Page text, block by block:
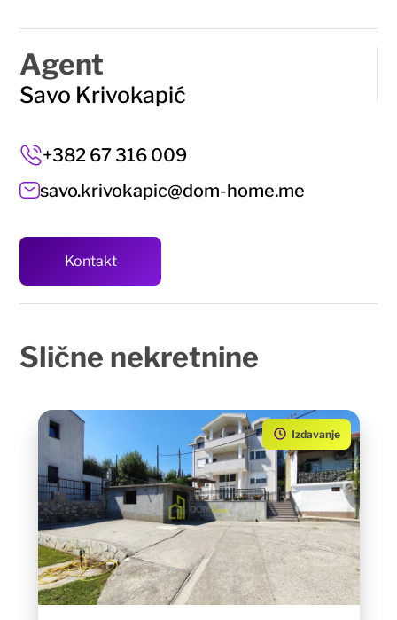
Agent
Savo Krivokapić
+382 67 316 009
savo.krivokapic@dom-home.me
Kontakt
Slične nekretnine
Izdavanje